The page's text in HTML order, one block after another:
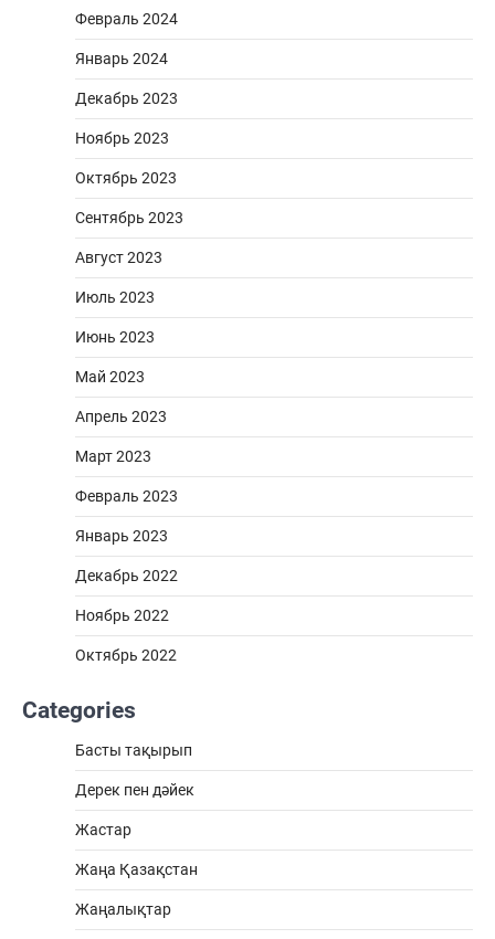
Февраль 2024
Январь 2024
Декабрь 2023
Ноябрь 2023
Октябрь 2023
Сентябрь 2023
Август 2023
Июль 2023
Июнь 2023
Май 2023
Апрель 2023
Март 2023
Февраль 2023
Январь 2023
Декабрь 2022
Ноябрь 2022
Октябрь 2022
Categories
Басты тақырып
Дерек пен дәйек
Жастар
Жаңа Қазақстан
Жаңалықтар